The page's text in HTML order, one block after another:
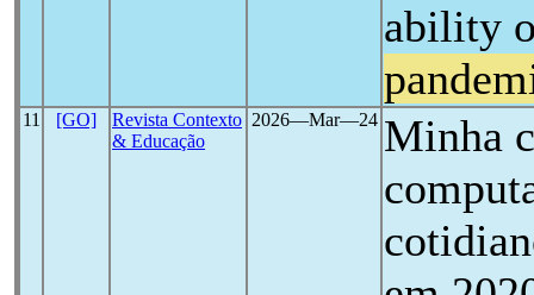
ability
11 [GO]
Revista Contexto
& Educação
2026―Mar―24 Minha